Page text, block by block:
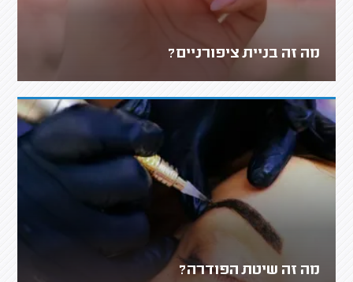
מה זה בניית ציפורניים?
מה זה שיטת הפודרה?